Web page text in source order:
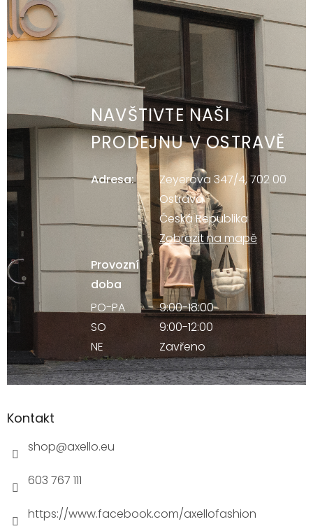
NAVŠTIVTE NAŠI
PRODEJNU V OSTRAVĚ
Adresa:
Zeyerova 347/4, 702 00
Ostrava
Česká Republika
Zobrazit na mapě
Provozní
doba
PO-PA
9:00-18:00
SO
9:00-12:00
NE
Zavřeno
Kontakt
shop@axello.eu
603 767 111
https://www.facebook.com/axellofashion